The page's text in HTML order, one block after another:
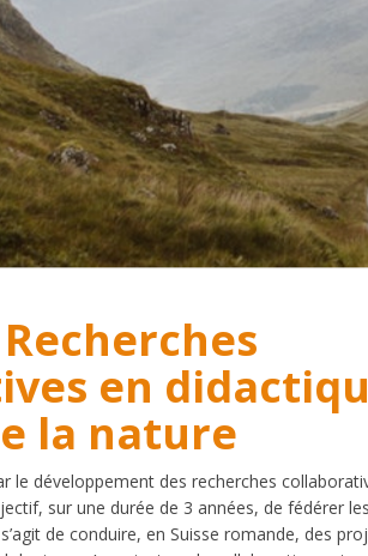
Recherches
en
la nature
le développement des recherches
sur une durée de 3 années, de fédérer
de conduire, en Suisse romande, des